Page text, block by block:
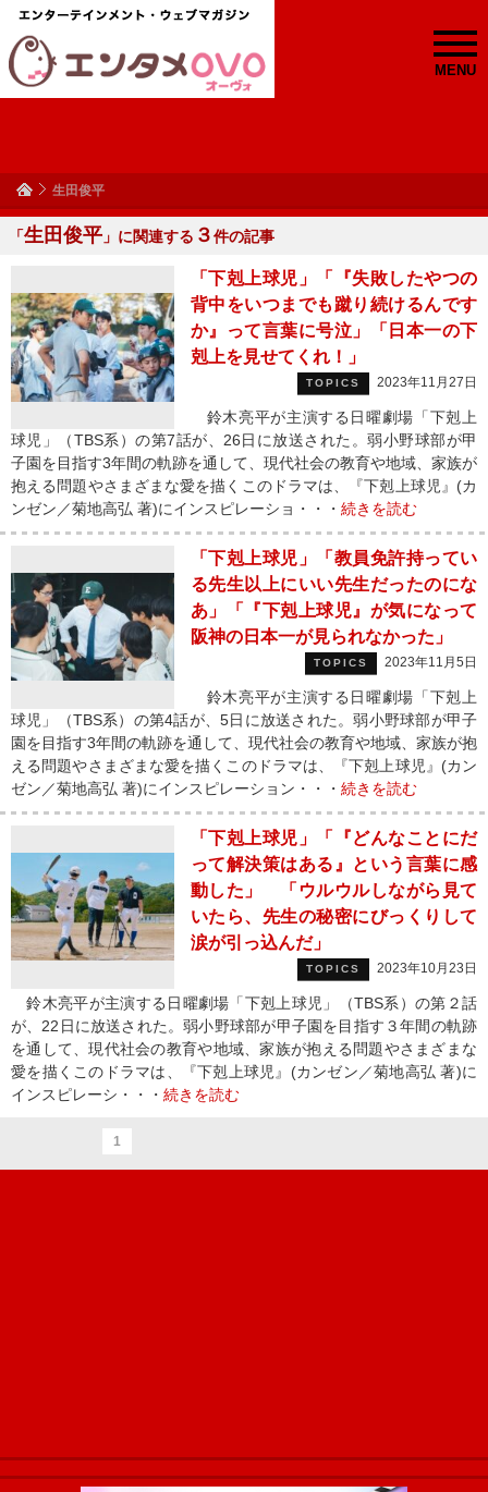
MENU
生田俊平
「生田俊平 」に関連する ３件の記事
「下剋上球児」「『失敗したやつの
背中をいつまでも蹴り続けるんです
か』って言葉に号泣」「日本一の下
剋上を見せてくれ！」
TOPICS 2023年11月27日
鈴木亮平が主演する日曜劇場「下剋上
球児」（TBS系）の第7話が、26日に放送された。弱小野球部が甲
子園を目指す3年間の軌跡を通して、現代社会の教育や地域、家族が
抱える問題やさまざまな愛を描くこのドラマは、『下剋上球児』(カ
ンゼン／菊地高弘 著)にインスピレーショ・・・ 続きを読む
「下剋上球児」「教員免許持ってい
る先生以上にいい先生だったのにな
あ」「『下剋上球児』が気になって
阪神の日本一が見られなかった」
TOPICS 2023年11月5日
鈴木亮平が主演する日曜劇場「下剋上
球児」（TBS系）の第4話が、5日に放送された。弱小野球部が甲子
園を目指す3年間の軌跡を通して、現代社会の教育や地域、家族が抱
える問題やさまざまな愛を描くこのドラマは、『下剋上球児』(カン
ゼン／菊地高弘 著)にインスピレーション・・・ 続きを読む
「下剋上球児」「『どんなことにだ
って解決策はある』という言葉に感
動した」 「ウルウルしながら見て
いたら、先生の秘密にびっくりして
涙が引っ込んだ」
TOPICS 2023年10月23日
鈴木亮平が主演する日曜劇場「下剋上球児」（TBS系）の第２話
が、22日に放送された。弱小野球部が甲子園を目指す３年間の軌跡
を通して、現代社会の教育や地域、家族が抱える問題やさまざまな
愛を描くこのドラマは、『下剋上球児』(カンゼン／菊地高弘 著)に
インスピレーシ・・・ 続きを読む
1